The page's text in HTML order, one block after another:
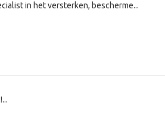
in het versterken, bescherme...